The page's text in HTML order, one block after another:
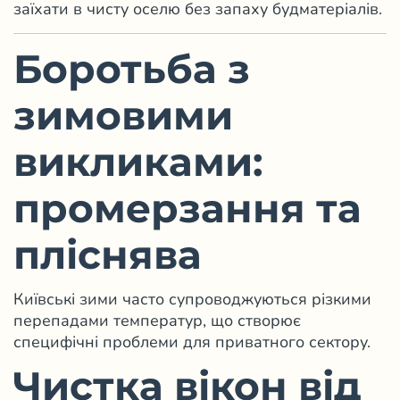
заїхати в чисту оселю без запаху будматеріалів.
Боротьба з
зимовими
викликами:
промерзання та
пліснява
Київські зими часто супроводжуються різкими
перепадами температур, що створює
специфічні проблеми для приватного сектору.